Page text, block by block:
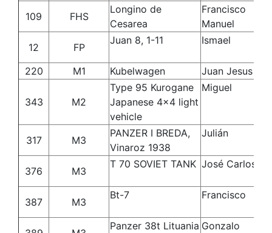
109 FHS
Longino de
Cesarea
Francisco
Manuel
12
FP
Juan 8, 1-11 Ismael
220
M1 Kubelwagen Juan Jesus
343 M2
Type 95 Kurogane
Japanese 4x4 light
vehicle
Miguel
317 M3
PANZER I BREDA,
Vinaroz 1938
Julián
376 M3
T 70 SOVIET TANK José Carlos
387
M3
Bt-7 Francisco
Panzer 38t Lituania Gonzalo